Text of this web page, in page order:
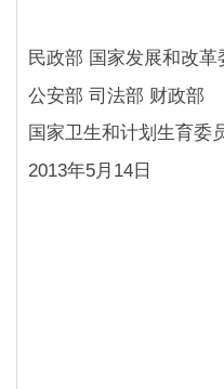
民政部 国家发展和改革
公安部 司法部 财政部
国家卫生和计划生育委
2013年5月14日